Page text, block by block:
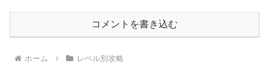
コメントを書き込む
ホーム レベル別攻略